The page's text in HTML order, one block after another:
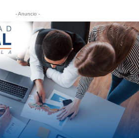
- Anuncio -